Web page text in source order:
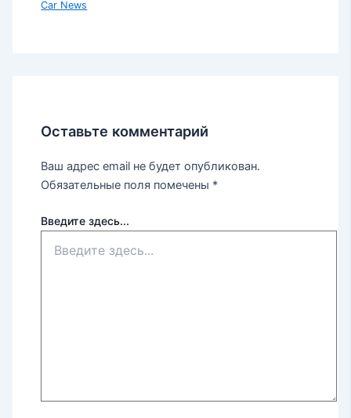
Car News
Оставьте комментарий
Ваш адрес email не будет опубликован.
Обязательные поля помечены *
Введите здесь...